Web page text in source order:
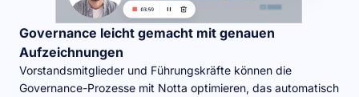
Governance leicht gemacht mit genauen
Aufzeichnungen
Vorstandsmitglieder und Führungskräfte können die
Governance-Prozesse mit Notta optimieren, das automatisch